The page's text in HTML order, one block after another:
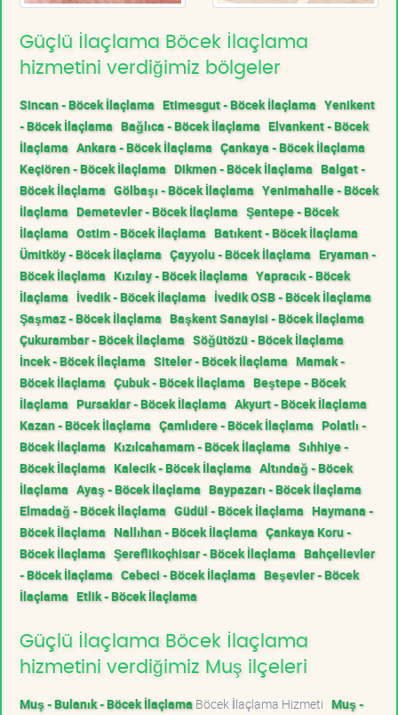
Güçlü İlaçlama Böcek İlaçlama
hizmetini verdiğimiz bölgeler
Sincan - Böcek İlaçlama Etimesgut - Böcek İlaçlama Yenikent
- Böcek İlaçlama Bağlıca - Böcek İlaçlama Elvankent - Böcek
İlaçlama Ankara - Böcek İlaçlama Çankaya - Böcek İlaçlama
Keçiören - Böcek İlaçlama Dikmen - Böcek İlaçlama Balgat -
Böcek İlaçlama Gölbaşı - Böcek İlaçlama Yenimahalle - Böcek
İlaçlama Demetevler - Böcek İlaçlama Şentepe - Böcek
İlaçlama Ostim - Böcek İlaçlama Batıkent - Böcek İlaçlama
Ümitköy - Böcek İlaçlama Çayyolu - Böcek İlaçlama Eryaman -
Böcek İlaçlama Kızılay - Böcek İlaçlama Yapracık - Böcek
İlaçlama İvedik - Böcek İlaçlama İvedik OSB - Böcek İlaçlama
Şaşmaz - Böcek İlaçlama Başkent Sanayisi - Böcek İlaçlama
Çukurambar - Böcek İlaçlama Söğütözü - Böcek İlaçlama
İncek - Böcek İlaçlama Siteler - Böcek İlaçlama Mamak -
Böcek İlaçlama Çubuk - Böcek İlaçlama Beştepe - Böcek
İlaçlama Pursaklar - Böcek İlaçlama Akyurt - Böcek İlaçlama
Kazan - Böcek İlaçlama Çamlıdere - Böcek İlaçlama Polatlı -
Böcek İlaçlama Kızılcahamam - Böcek İlaçlama Sıhhiye -
Böcek İlaçlama Kalecik - Böcek İlaçlama Altındağ - Böcek
İlaçlama Ayaş - Böcek İlaçlama Baypazarı - Böcek İlaçlama
Elmadağ - Böcek İlaçlama Güdül - Böcek İlaçlama Haymana -
Böcek İlaçlama Nallıhan - Böcek İlaçlama Çankaya Koru -
Böcek İlaçlama Şereflikoçhisar - Böcek İlaçlama Bahçelievler
- Böcek İlaçlama Cebeci - Böcek İlaçlama Beşevler - Böcek
İlaçlama Etlik - Böcek İlaçlama
Güçlü İlaçlama Böcek İlaçlama
hizmetini verdiğimiz Muş ilçeleri
Muş - Bulanık - Böcek İlaçlama Böcek İlaçlama Hizmeti Muş -